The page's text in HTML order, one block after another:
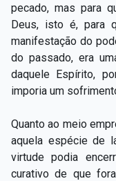
pecado, mas para
Deus, isto é, para
manifestação do
do passado, era
daquele Espírito,
imporia um
Quanto ao meio
aquela espécie de
virtude podia
curativo de que